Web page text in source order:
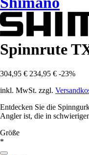
Spinnrute
304,95 € 234,95 € -23%
inkl. MwSt. zzgl.
Entdecken Sie die
Angler ist, die in
Größe
*